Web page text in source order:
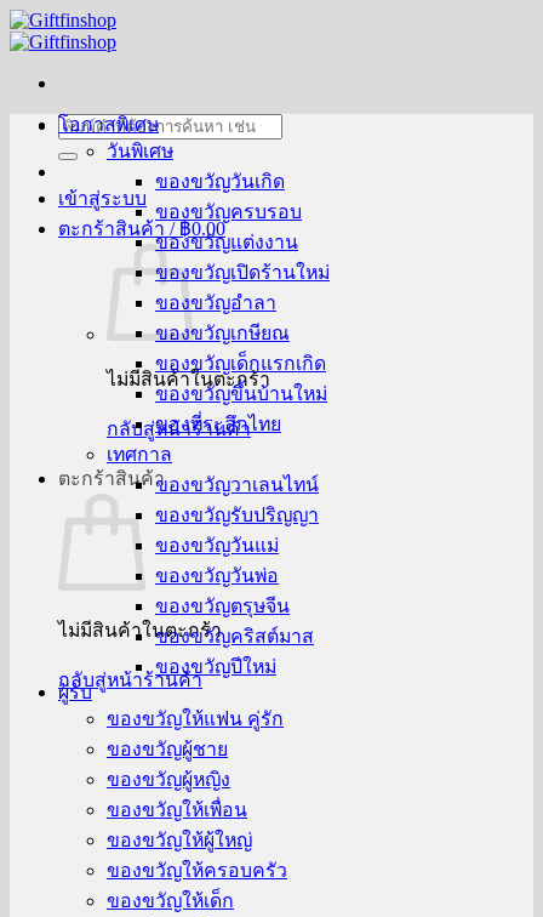
ข้าม
ไป
เนื้อหา
ค้นหา:
เข้าสู่ระบบ
ตะกร้าสินค้า / ฿0.00
ไม่มีสินค้าในตะกร้า
กลับสู่หน้าร้านค้า
ตะกร้าสินค้า
ไม่มีสินค้าในตะกร้า
กลับสู่หน้าร้านค้า
โอกาสพิเศษ
วันพิเศษ
ของขวัญวันเกิด
ของขวัญครบรอบ
ของขวัญแต่งงาน
ของขวัญเปิดร้านใหม่
ของขวัญอำลา
ของขวัญเกษียณ
ของขวัญเด็กแรกเกิด
ของขวัญขึ้นบ้านใหม่
ของที่ระลึกไทย
เทศกาล
ของขวัญวาเลนไทน์
ของขวัญรับปริญญา
ของขวัญวันแม่
ของขวัญวันพ่อ
ของขวัญตรุษจีน
ของขวัญคริสต์มาส
ของขวัญปีใหม่
ผู้รับ
ของขวัญให้แฟน คู่รัก
ของขวัญผู้ชาย
ของขวัญผู้หญิง
ของขวัญให้เพื่อน
ของขวัญให้ผู้ใหญ่
ของขวัญให้ครอบครัว
ของขวัญให้เด็ก